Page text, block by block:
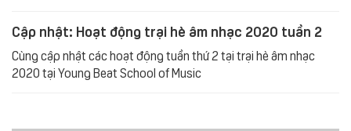
Cập nhật: Hoạt động trại hè âm nhạc 2020 tuần 2
Cùng cập nhật các hoạt động tuần thứ 2 tại trại hè âm nhạc
2020 tại Young Beat School of Music